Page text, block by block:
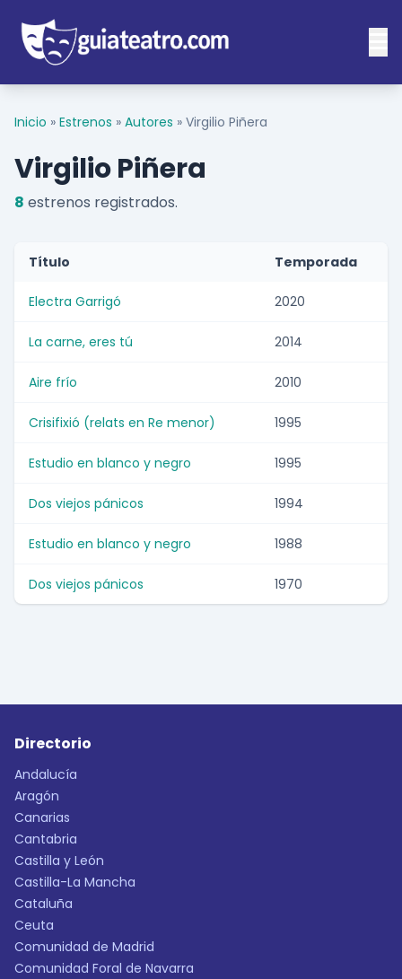
Inicio » Estrenos » Autores » Virgilio Piñera
Virgilio Piñera
8 estrenos registrados.
Título Temporada
Electra Garrigó 2020
La carne, eres tú 2014
Aire frío 2010
Crisifixió (relats en Re menor) 1995
Estudio en blanco y negro 1995
Dos viejos pánicos 1994
Estudio en blanco y negro 1988
Dos viejos pánicos 1970
Directorio
Andalucía
Aragón
Canarias
Cantabria
Castilla y León
Castilla-La Mancha
Cataluña
Ceuta
Comunidad de Madrid
Comunidad Foral de Navarra